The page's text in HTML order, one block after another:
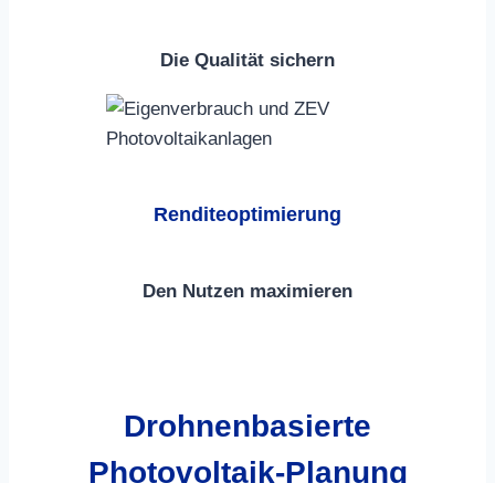
Die Qualität sichern
Renditeoptimierung
Den Nutzen maximieren
Drohnenbasierte
Photovoltaik-Planung